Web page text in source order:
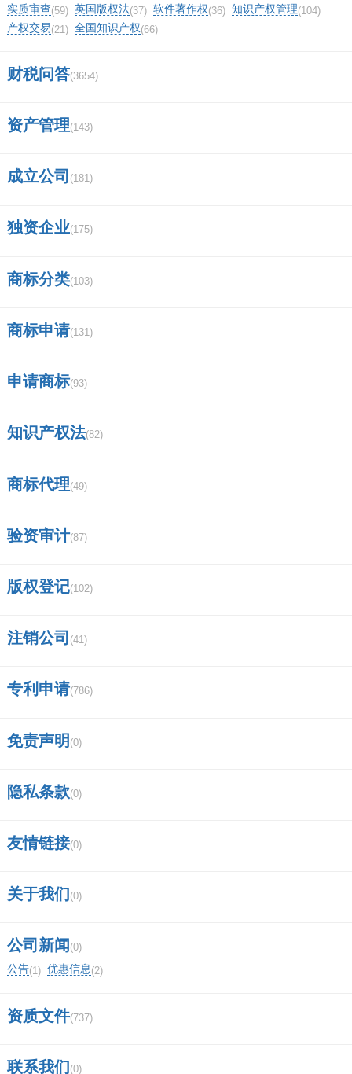
实质审查(59) 英国版权法(37) 软件著作权(36) 知识产权管理(104)
产权交易(21) 全国知识产权(66)
财税问答(3654)
资产管理(143)
成立公司 (181)
独资企业(175)
商标分类(103)
商标申请(131)
申请商标(93)
知识产权法(82)
商标代理(49)
验资审计(87)
版权登记(102)
注销公司 (41)
专利申请(786)
免责声明 (0)
隐私条款(0)
友情链接(0)
关于我们 (0)
公司新闻 (0)
公告(1) 优惠信息(2)
资质文件(737)
联系我们 (0)